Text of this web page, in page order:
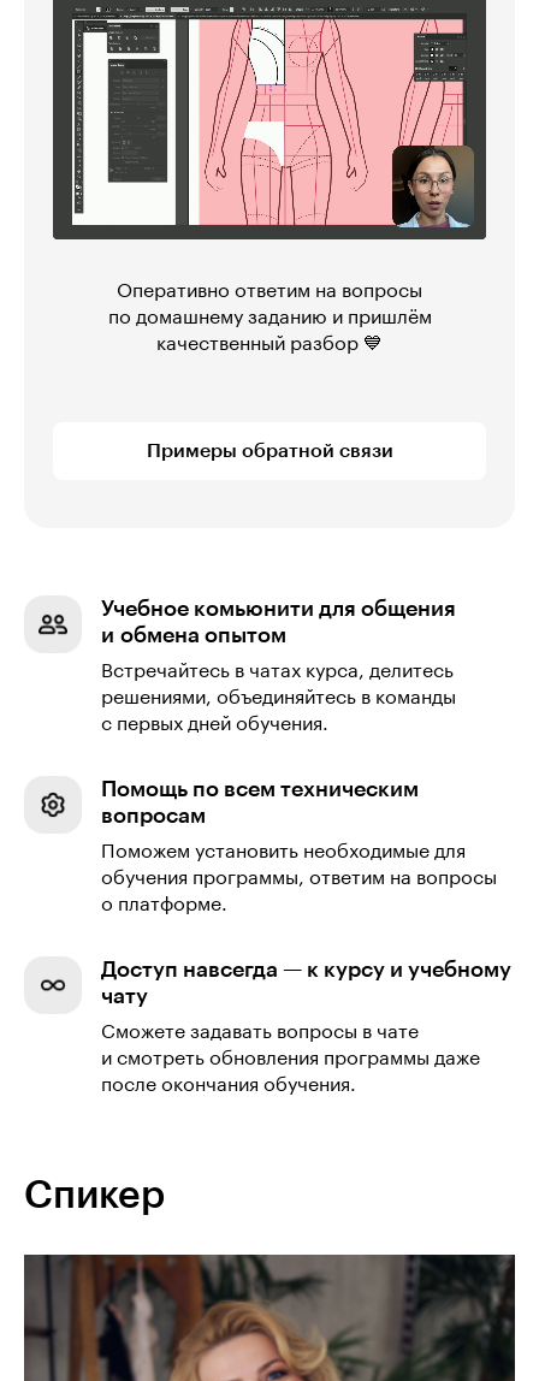
Оперативно ответим на вопросы
по домашнему заданию и пришлём
качественный разбор 💙
Примеры обратной связи
Учебное комьюнити для общения
и обмена опытом
Встречайтесь в чатах курса, делитесь
решениями, объединяйтесь в команды
с первых дней обучения.
Помощь по всем техническим
вопросам
Поможем установить необходимые для
обучения программы, ответим на вопросы
о платформе.
Доступ навсегда — к курсу и учебному
чату
Сможете задавать вопросы в чате
и смотреть обновления программы даже
после окончания обучения.
Спикер